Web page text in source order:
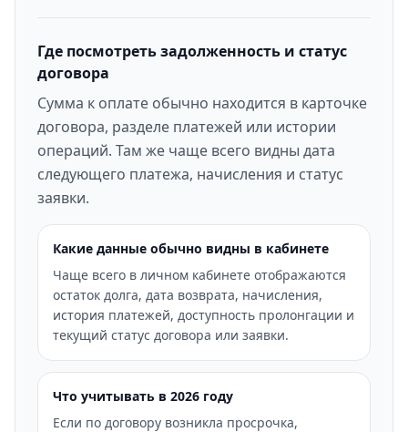
Где посмотреть задолженность и статус
договора
Сумма к оплате обычно находится в карточке
договора, разделе платежей или истории
операций. Там же чаще всего видны дата
следующего платежа, начисления и статус
заявки.
Какие данные обычно видны в кабинете
Чаще всего в личном кабинете отображаются
остаток долга, дата возврата, начисления,
история платежей, доступность пролонгации и
текущий статус договора или заявки.
Что учитывать в 2026 году
Если по договору возникла просрочка,